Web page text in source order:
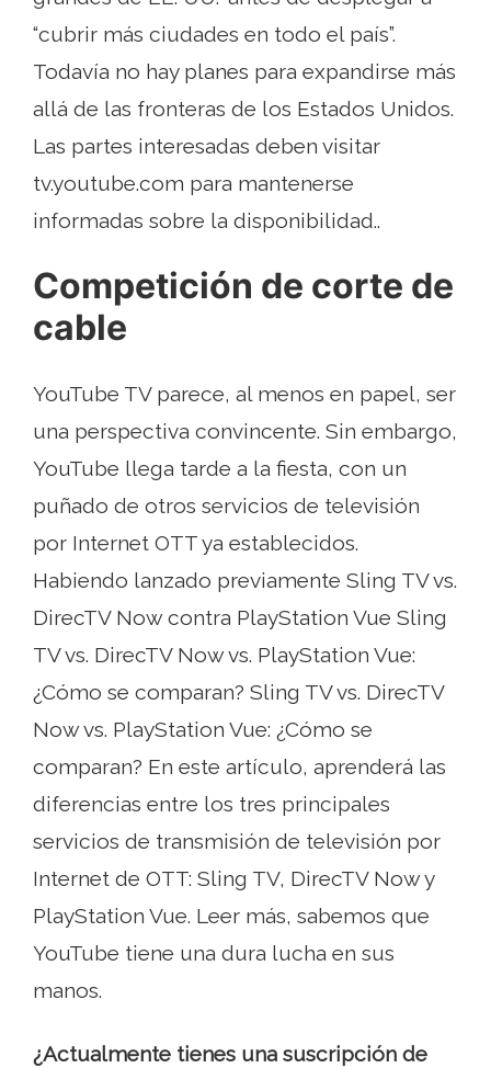
“cubrir más ciudades en todo el país”.
Todavía no hay planes para expandirse más
allá de las fronteras de los Estados Unidos.
Las partes interesadas deben visitar
tv.youtube.com para mantenerse
informadas sobre la disponibilidad..
Competición de corte de
cable
YouTube TV parece, al menos en papel, ser
una perspectiva convincente. Sin embargo,
YouTube llega tarde a la fiesta, con un
puñado de otros servicios de televisión
por Internet OTT ya establecidos.
Habiendo lanzado previamente Sling TV vs.
DirecTV Now contra PlayStation Vue Sling
TV vs. DirecTV Now vs. PlayStation Vue:
¿Cómo se comparan? Sling TV vs. DirecTV
Now vs. PlayStation Vue: ¿Cómo se
comparan? En este artículo, aprenderá las
diferencias entre los tres principales
servicios de transmisión de televisión por
Internet de OTT: Sling TV, DirecTV Now y
PlayStation Vue. Leer más, sabemos que
YouTube tiene una dura lucha en sus
manos.
¿Actualmente tienes una suscripción de